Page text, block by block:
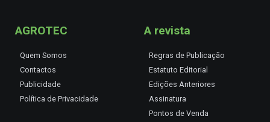
AGROTEC
Quem Somos
Contactos
Publicidade
Política de Privacidade
A revista
Regras de Publicação
Estatuto Editorial
Edições Anteriores
Assinatura
Pontos de Venda